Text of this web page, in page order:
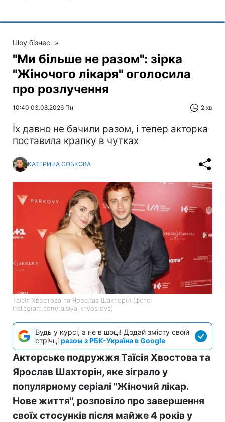
Шоу бізнес »
"Ми більше не разом": зірка
"Жіночого лікаря" оголосила
про розлучення
10:40 03.08.2026 Пн 2 хв
Їх давно не бачили разом, і тепер акторка
поставила крапку в чутках
КАТЕРИНА СОБКОВА
Таїсія Хвостова та Ярослав Шахторін (фото:
instagram.com/taisiya_khvostova)
Будь у курсі, а не в шоці! Додай змісту своїй
стрічці разом з РБК-Україна в Google
Акторське подружжя Таїсія Хвостова та
Ярослав Шахторін, яке зіграло у
популярному серіалі "Жіночий лікар.
Нове життя", розповіло про завершення
своїх стосунків після майже 4 років у